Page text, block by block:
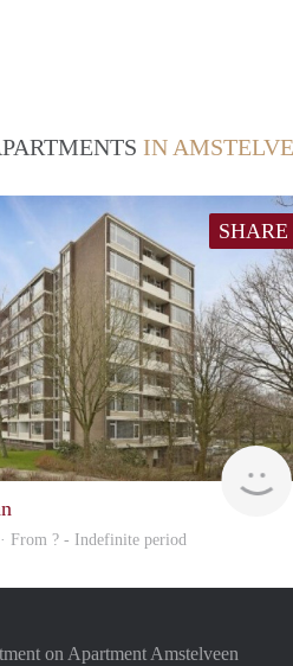
IN
SHARE
From ? - Indefinite period
on Apartment Amstelveen